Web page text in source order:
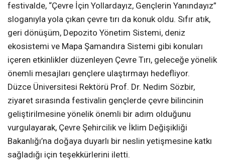
festivalde, “Çevre İçin Yollardayız, Gençlerin Yanındayız”
sloganıyla yola çıkan çevre tırı da konuk oldu. Sıfır atık,
geri dönüşüm, Depozito Yönetim Sistemi, deniz
ekosistemi ve Mapa Şamandıra Sistemi gibi konuları
içeren etkinlikler düzenleyen Çevre Tırı, geleceğe yönelik
önemli mesajları gençlere ulaştırmayı hedefliyor.
Düzce Üniversitesi Rektörü Prof. Dr. Nedim Sözbir,
ziyaret sırasında festivalin gençlerde çevre bilincinin
geliştirilmesine yönelik önemli bir adım olduğunu
vurgulayarak, Çevre Şehircilik ve İklim Değişikliği
Bakanlığı’na doğaya duyarlı bir neslin yetişmesine katkı
sağladığı için teşekkürlerini iletti.